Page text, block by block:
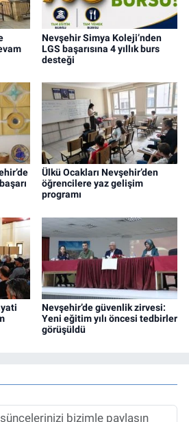
Nevşehir Simya Koleji’nden
LGS başarısına 4 yıllık burs
desteği
Ülkü Ocakları Nevşehir’den
öğrencilere yaz gelişim
programı
Nevşehir’de güvenlik zirvesi:
Yeni eğitim yılı öncesi tedbirler
görüşüldü